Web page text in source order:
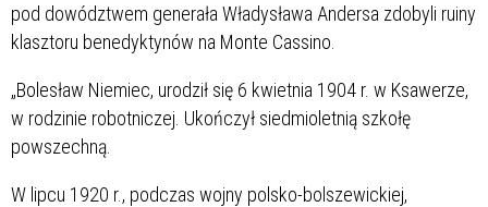
pod dowództwem generała Władysława Andersa zdobyli ruiny
klasztoru benedyktynów na Monte Cassino.
„Bolesław Niemiec, urodził się 6 kwietnia 1904 r. w Ksawerze,
w rodzinie robotniczej. Ukończył siedmioletnią szkołę
powszechną.
W lipcu 1920 r., podczas wojny polsko-bolszewickiej,